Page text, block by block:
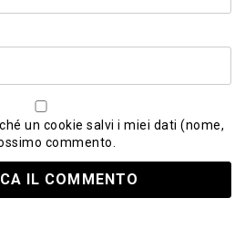
un cookie salvi i miei dati (nome,
commento.